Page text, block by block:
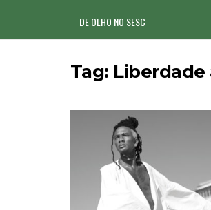
DE OLHO NO SESC
Tag: